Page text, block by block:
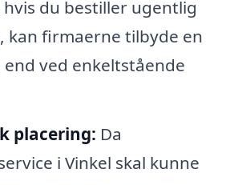
hvis du bestiller ugentlig
kan firmaerne tilbyde en
ved enkeltstående
placering: Da
i Vinkel skal kunne